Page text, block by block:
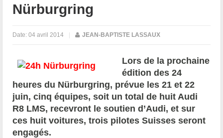
Nürburgring
Date:04 avril 2014 | JEAN-BAPTISTE LASSAUX
Lors de la prochaine
édition des 24
heures du Nürburgring, prévue les 21 et 22
juin, cinq équipes, soit un total de huit Audi
R8 LMS, recevront le soutien d’Audi, et sur
ces huit voitures, trois pilotes Suisses seront
engagés.